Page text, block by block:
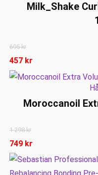
Milk_Shake
695kr
457 kr
Moroccanoil
1 298kr
749 kr